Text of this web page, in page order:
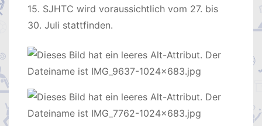
15. SJHTC wird voraussichtlich vom 27. bis
30. Juli stattfinden.